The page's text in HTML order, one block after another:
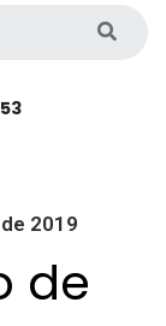
2019
de